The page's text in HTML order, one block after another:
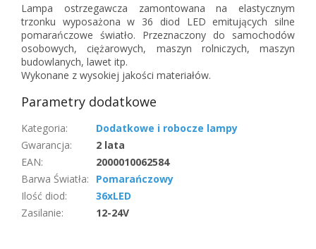
Lampa ostrzegawcza zamontowana na elastycznym
trzonku wyposażona w 36 diod LED emitujących silne
pomarańczowe światło. Przeznaczony do samochodów
osobowych, ciężarowych, maszyn rolniczych, maszyn
budowlanych, lawet itp.
Wykonane z wysokiej jakości materiałów.
Parametry dodatkowe
Kategoria:
Dodatkowe i robocze lampy
Gwarancja:
2 lata
EAN:
2000010062584
Barwa Światła:
Pomarańczowy
Ilość diod:
36xLED
Zasilanie: 12-24V